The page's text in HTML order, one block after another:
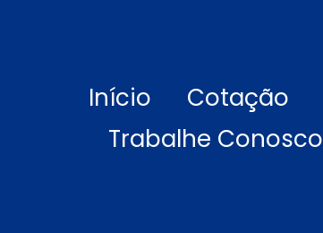
Início Cotação
Trabalhe Conosco